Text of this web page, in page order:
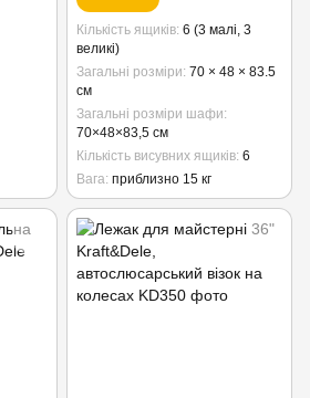
Кількість ящиків 6 (3 малі, 3
великі)
Загальні розміри 70 × 48 × 83.5
см
Загальні розміри шафи
70×48×83,5 см
Кількість висувних ящиків 6
Вага приблизно 15 кг